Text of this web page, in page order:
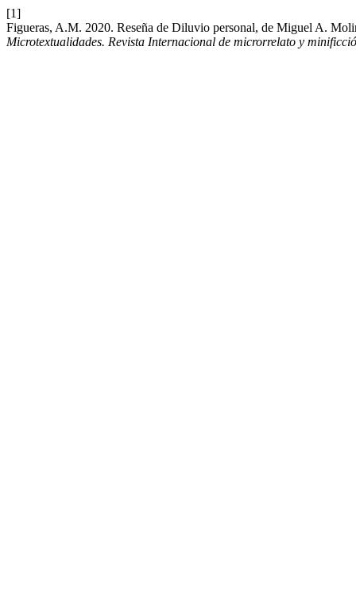
[1]
Figueras, A.M. 2020. Reseña de Diluvio personal, de Miguel A.
Microtextualidades. Revista Internacional de microrrelato y